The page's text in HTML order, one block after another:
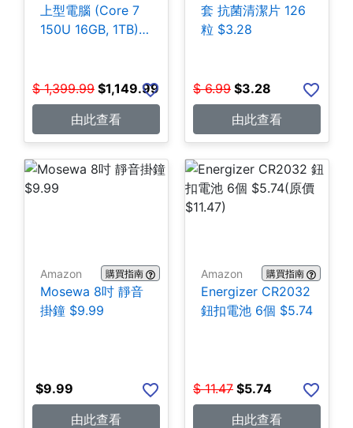
上型電腦 (Core 7
150U 16GB, 1TB)
$ 1,399.99 $1,149.99
由此查看
套 抗菌清潔片 126
粒 $3.28
$ 6.99 $3.28
由此查看
Amazon 購買指南
Mosewa 8吋 靜音
掛鐘 $9.99
$9.99
由此查看
Amazon 購買指南
Energizer CR2032
鈕扣電池 6個 $5.74
$ 11.47 $5.74
由此查看